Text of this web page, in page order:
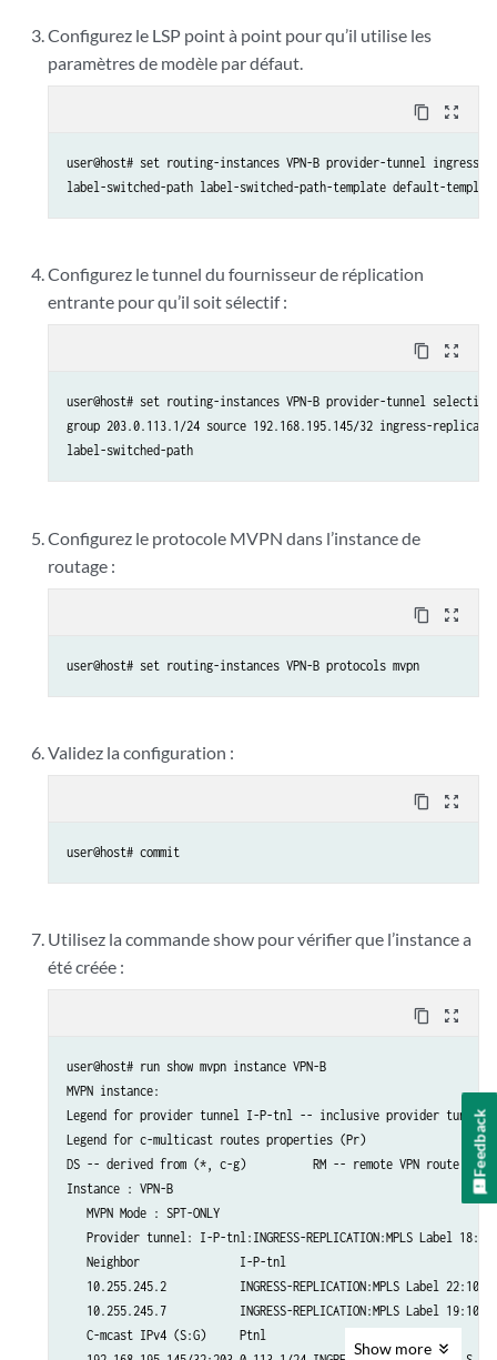
Configurez le LSP point à point pour qu’il utilise les
paramètres de modèle par défaut.
content_copy zoom_out_map
user@host# set routing-instances VPN-B provider-tunnel ingress-
label-switched-path label-switched-path-template default-
Configurez le tunnel du fournisseur de réplication
entrante pour qu’il soit sélectif :
content_copy zoom_out_map
user@host# set routing-instances VPN-B provider-tunnel selective
group 203.0.113.1/24 source 192.168.195.145/32 ingress-
label-switched-path
Configurez le protocole MVPN dans l’instance de
routage :
content_copy zoom_out_map
user@host# set routing-instances VPN-B protocols mvpn
Validez la configuration :
content_copy zoom_out_map
user@host# commit
Utilisez la commande show pour vérifier que l’instance a
été créée :
content_copy zoom_out_map
user@host# run show mvpn instance VPN-B
MVPN instance:
Legend for provider tunnel I-P-tnl -- inclusive provider
Legend for c-multicast routes properties (Pr)
DS -- derived from (*, c-g)          RM -- remote VPN route
Instance : VPN-B
   MVPN Mode : SPT-ONLY
Provider tunnel: I-P-tnl:INGRESS-REPLICATION:MPLS Label
   Neighbor               I-P-tnl
10.255.245.2           INGRESS-REPLICATION:MPLS Label
10.255.245.7           INGRESS-REPLICATION:MPLS Label
   C-mcast IPv4 (S:G)     Ptnl                           St
Show more
Feedback